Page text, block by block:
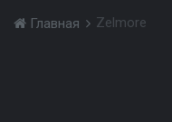
Главная Zelmore